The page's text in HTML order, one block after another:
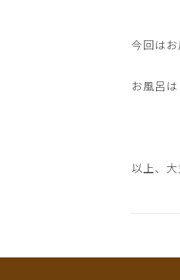
今回はお
お風呂
以上、